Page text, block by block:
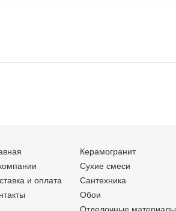
и оплата
Керамогранит
Сухие смеси
Сантехника
Обои